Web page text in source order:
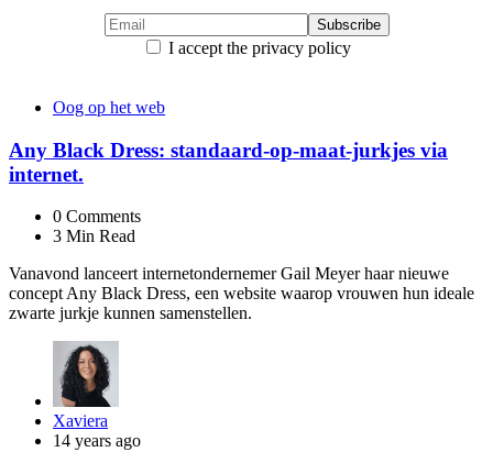
I accept the privacy policy
Oog op het web
Any Black Dress: standaard-op-maat-jurkjes via
internet.
0 Comments
3 Min Read
Vanavond lanceert internetondernemer Gail Meyer haar nieuwe
concept Any Black Dress, een website waarop vrouwen hun ideale
zwarte jurkje kunnen samenstellen.
Posted
by
Xaviera
14 years ago